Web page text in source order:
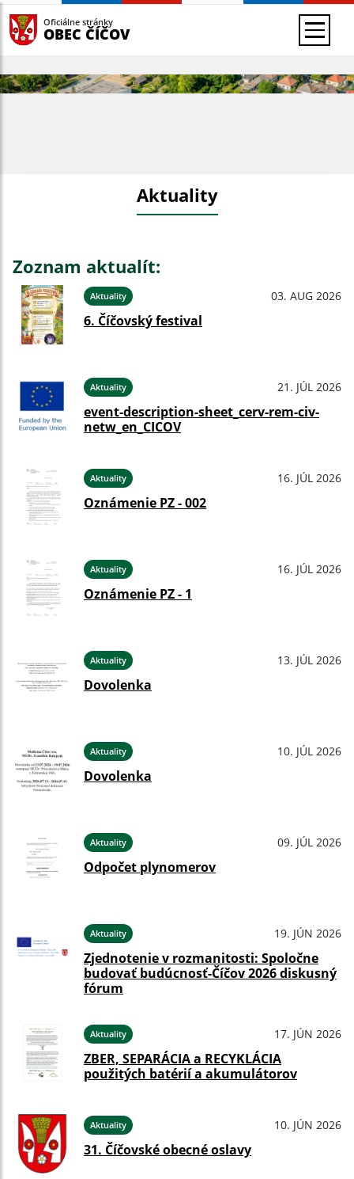
Oficiálne stránky
OBEC ČÍČOV
Aktuality
Zoznam aktualít:
Aktuality 03. AUG 2026
6. Číčovský festival
Aktuality 21. JÚL 2026
event-description-sheet_cerv-rem-civ-
netw_en_CICOV
Aktuality 16. JÚL 2026
Oznámenie PZ - 002
Aktuality 16. JÚL 2026
Oznámenie PZ - 1
Aktuality 13. JÚL 2026
Dovolenka
Aktuality 10. JÚL 2026
Dovolenka
Aktuality 09. JÚL 2026
Odpočet plynomerov
Aktuality 19. JÚN 2026
Zjednotenie v rozmanitosti: Spoločne
budovať budúcnosť-Číčov 2026 diskusný
fórum
Aktuality 17. JÚN 2026
ZBER, SEPARÁCIA a RECYKLÁCIA
použitých batérií a akumulátorov
Aktuality 10. JÚN 2026
31. Číčovské obecné oslavy